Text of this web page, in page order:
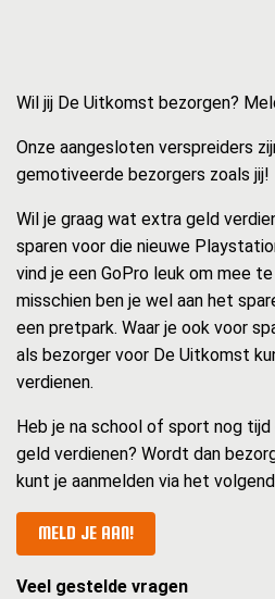
Wil jij De Uitkomst bezorgen?
Onze aangesloten verspreiders
gemotiveerde bezorgers zoals jij!
Wil je graag wat extra geld
sparen voor die nieuwe
vind je een GoPro leuk om mee
misschien ben je wel aan het
een pretpark. Waar je ook voor
als bezorger voor De Uitkomst
verdienen.
Heb je na school of sport nog
geld verdienen? Wordt dan
kunt je aanmelden via het
MELD JE AAN!
Veel gestelde vragen